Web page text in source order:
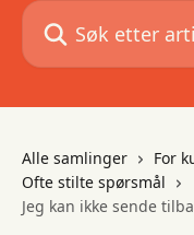
Søk etter artikler ...
Alle samlinger
For
Ofte stilte spørsmål
Jeg kan ikke sende